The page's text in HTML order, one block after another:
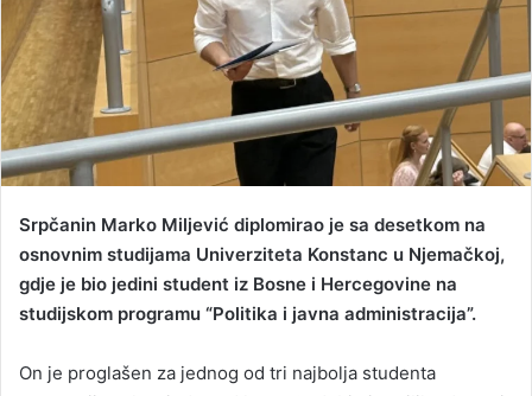
Srpčanin Marko Miljević diplomirao je sa desetkom na
osnovnim studijama Univerziteta Konstanc u Njemačkoj,
gdje je bio jedini student iz Bosne i Hercegovine na
studijskom programu “Politika i javna administracija”.
On je proglašen za jednog od tri najbolja studenta